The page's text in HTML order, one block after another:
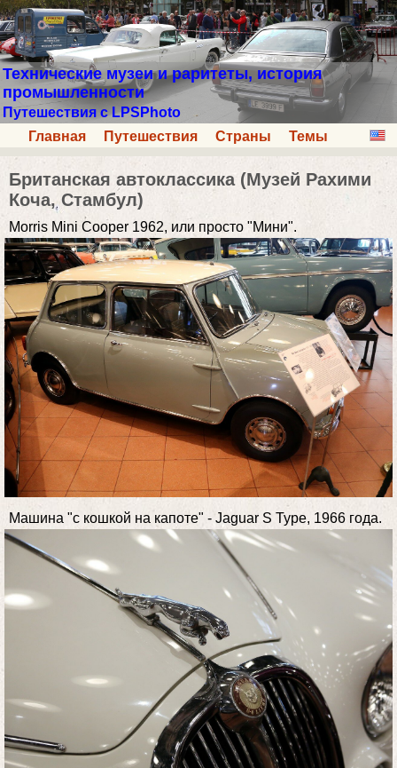
Технические музеи и раритеты, история
промышленности
Путешествия с LPSPhoto
Главная
Путешествия Страны Темы
Британская автоклассика (Музей Рахими
Коча, Стамбул)
Morris Mini Cooper 1962, или просто "Мини".
Машина "с кошкой на капоте" - Jaguar S Type, 1966 года.